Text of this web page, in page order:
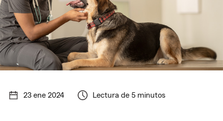
23 ene 2024 Lectura de 5 minutos